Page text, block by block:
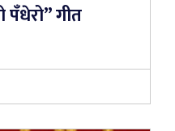
पँधेरो” गीत